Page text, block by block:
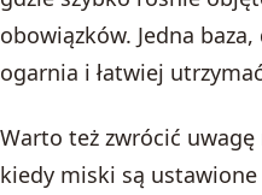
obowiązków. Jedna
ogarnia i łatwiej
Warto też zwrócić
kiedy miski są